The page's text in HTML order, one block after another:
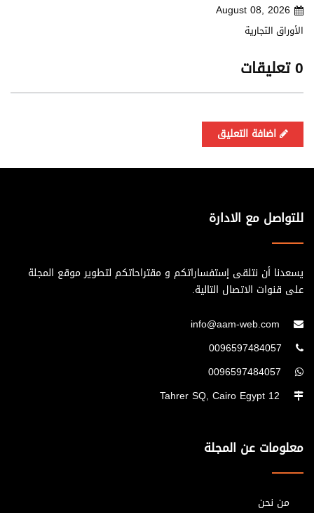
August 08, 2026
الأوراق التجارية
0 تعليقات
للتواصل مع الادارة
يسعدنا أن نتلقى إستفساراتكم و مقتراحاتكم لتطوير موقع المجلة
على قنوات الاتصال التالية.
معلومات عن المجلة
من نحن